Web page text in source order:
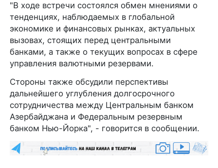
"В ходе встречи состоялся обмен мнениями о
тенденциях, наблюдаемых в глобальной
экономике и финансовых рынках, актуальных
вызовах, стоящих перед центральными
банками, а также о текущих вопросах в сфере
управления валютными резервами.
Стороны также обсудили перспективы
дальнейшего углубления долгосрочного
сотрудничества между Центральным банком
Азербайджана и Федеральным резервным
банком Нью-Йорка", - говорится в сообщении.